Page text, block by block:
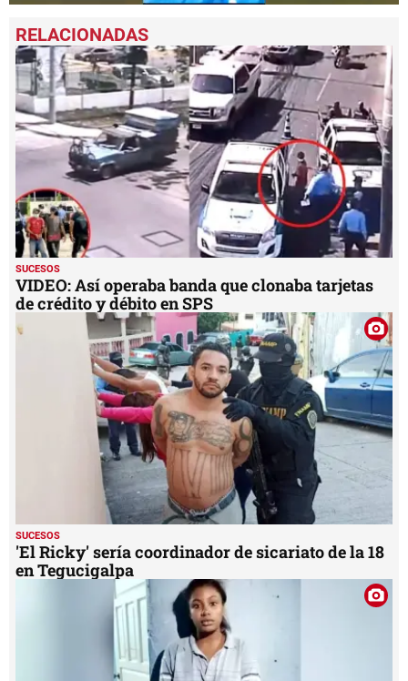
seconds
of
37
seconds
SUCESOS
VIDEO: Así operaba banda que clonaba tarjetas
de crédito y débito en SPS
SUCESOS
'El Ricky' sería coordinador de sicariato de la 18
en Tegucigalpa